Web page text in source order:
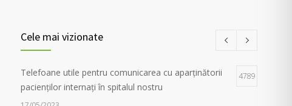
Campania Antifumat: Conferința „Foamea de sens.
Fără dependențe !”, susținută de părintele Constantin
1
Cele mai vizionate
Telefoane utile pentru comunicarea cu aparținătorii
pacienților internați în spitalul nostru
4789